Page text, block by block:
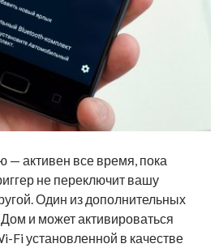
активен все время, пока
не переключит вашу
Один из дополнительных
и может активироваться
Fi установленной в качестве